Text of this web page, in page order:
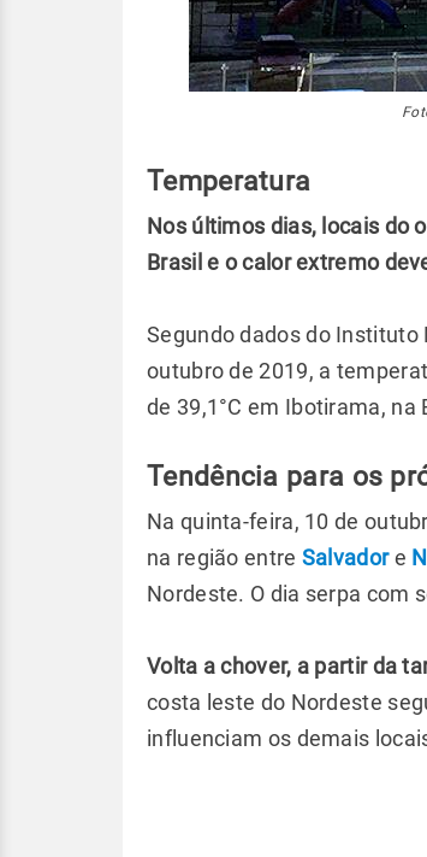
Temperatura
Nos últimos dias, locais do
Brasil e o calor extremo
Segundo dados do Instituto
outubro de 2019, a
de 39,1°C em Ibotirama, na
Tendência para os
Na quinta-feira, 10 de
na região entre Salvadore
Nordeste. O dia serpa com
Volta a chover, a partir da
costa leste do Nordeste
influenciam os demais